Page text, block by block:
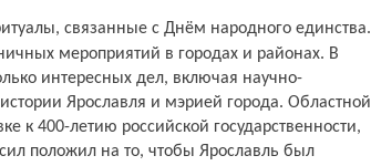
мероприятий в городах и районах. В
интересных дел, включая научно-
Ярославля и мэрией города. Областной
к 400-летию российской государственности,
положил на то, чтобы Ярославль был